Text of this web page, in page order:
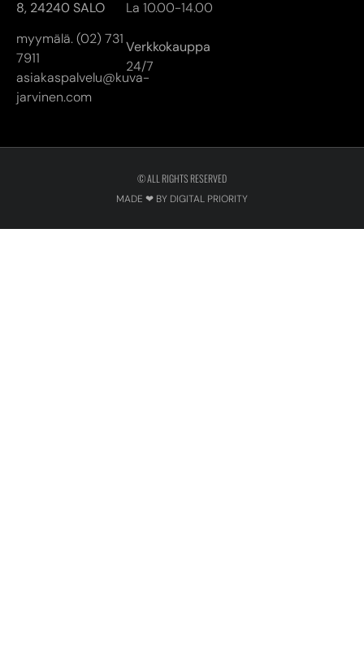
8, 24240 SALO
myymälä. (02) 731
7911
asiakaspalvelu@kuva-
jarvinen.com
La 10.00-14.00
Verkkokauppa
24/7
© ALL RIGHTS RESERVED
MADE ❤ BY DIGITAL PRIORITY